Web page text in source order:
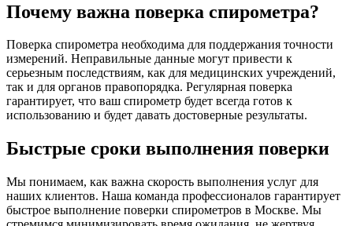
Почему важна поверка спирометра?
Поверка спирометра необходима для поддержания точности
измерений. Неправильные данные могут привести к
серьезным последствиям, как для медицинских учреждений,
так и для органов правопорядка. Регулярная поверка
гарантирует, что ваш спирометр будет всегда готов к
использованию и будет давать достоверные результаты.
Быстрые сроки выполнения поверки
Мы понимаем, как важна скорость выполнения услуг для
наших клиентов. Наша команда профессионалов гарантирует
быстрое выполнение поверки спирометров в Москве. Мы